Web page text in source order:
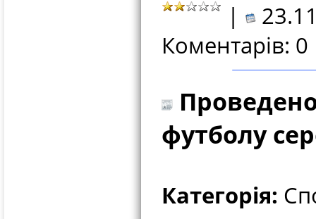
|
Коментарів:
футболу
Категорія: